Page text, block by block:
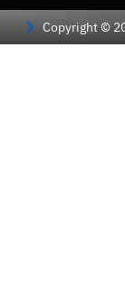
Copyright ©